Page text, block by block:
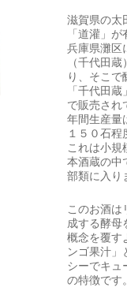
滋賀県の太
「道灌」
兵庫県灘区
（千代田
り、そこで
「千代田
で販売され
年間生産量
１５０石程
これは小規
本酒蔵の中
部類に入り
このお酒は
成する酵母
概念を覆す
ンゴ果汁」
シーでキュ
の特徴です。